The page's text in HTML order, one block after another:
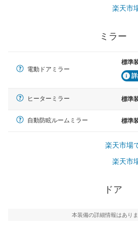
楽天市
ミラー
電動ドアミラー
標準
ヒーターミラー 標準
自動防眩ルームミラー 標準
楽天市場
楽天市
ドア
本装備の詳細情報はありま